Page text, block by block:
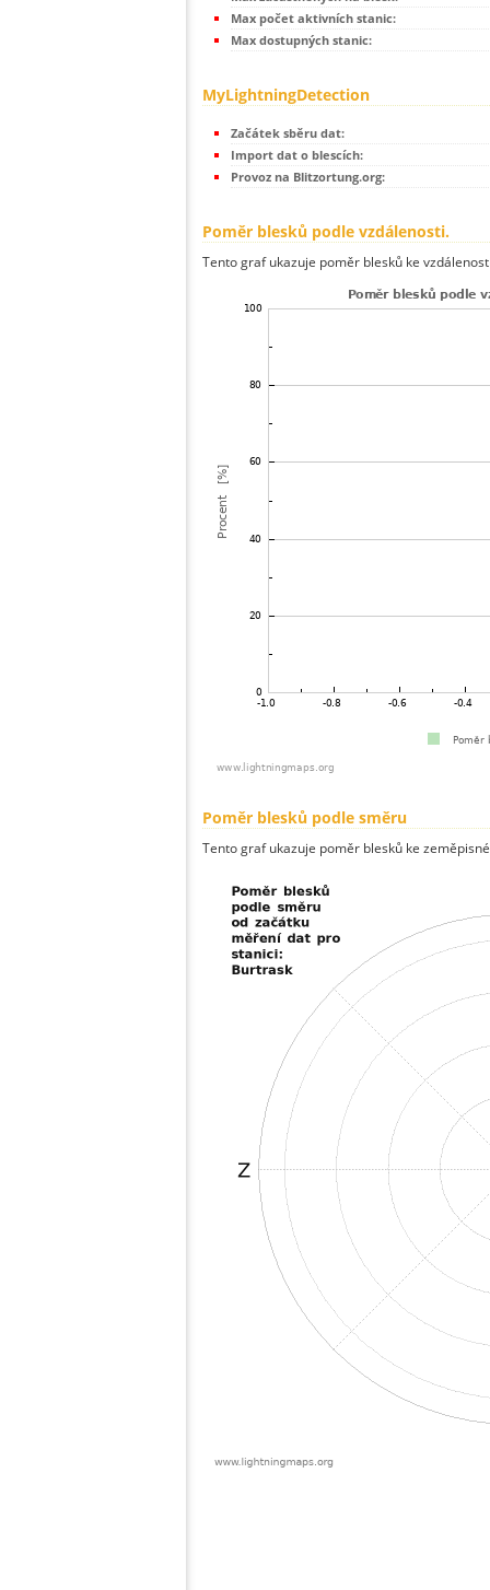
Max počet aktivních stanic:
Max dostupných stanic:
MyLightningDetection
Začátek sběru dat:
Import dat o blescích:
Provoz na Blitzortung.org:
Poměr blesků podle vzdálenosti.
Tento graf ukazuje poměr blesků ke
Poměr blesků podle směru
Tento graf ukazuje poměr blesků ke